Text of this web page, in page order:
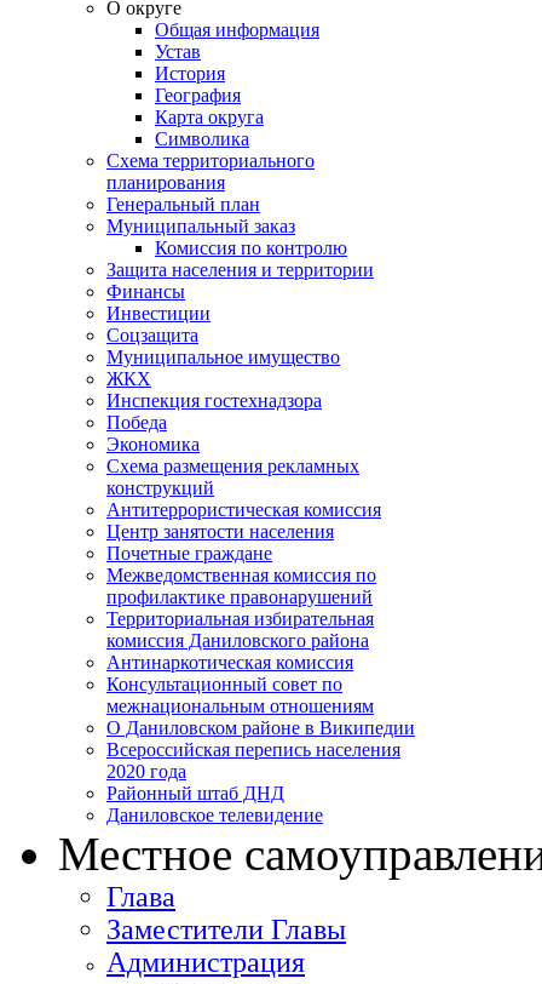
О округе
Общая информация
Устав
История
География
Карта округа
Символика
Схема территориального
планирования
Генеральный план
Муниципальный заказ
Комиссия по контролю
Защита населения и территории
Финансы
Инвестиции
Соцзащита
Муниципальное имущество
ЖКХ
Инспекция гостехнадзора
Победа
Экономика
Схема размещения рекламных
конструкций
Антитеррористическая комиссия
Центр занятости населения
Почетные граждане
Межведомственная комиссия по
профилактике правонарушений
Территориальная избирательная
комиссия Даниловского района
Антинаркотическая комиссия
Консультационный совет по
межнациональным отношениям
О Даниловском районе в Википедии
Всероссийская перепись населения
2020 года
Районный штаб ДНД
Даниловское телевидение
Местное
Глава
Заместители Главы
Администрация